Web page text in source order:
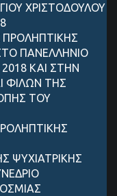
ΧΡΙΣΤΟΔΟΥΛΟΥ
ΠΑΝΕΛΛΗΝΙΟ
ΚΑΙ ΣΤΗΝ
ΦΙΛΩΝ ΤΗΣ
ΤΟΥ
ΨΥΧΙΑΤΡΙΚΗΣ